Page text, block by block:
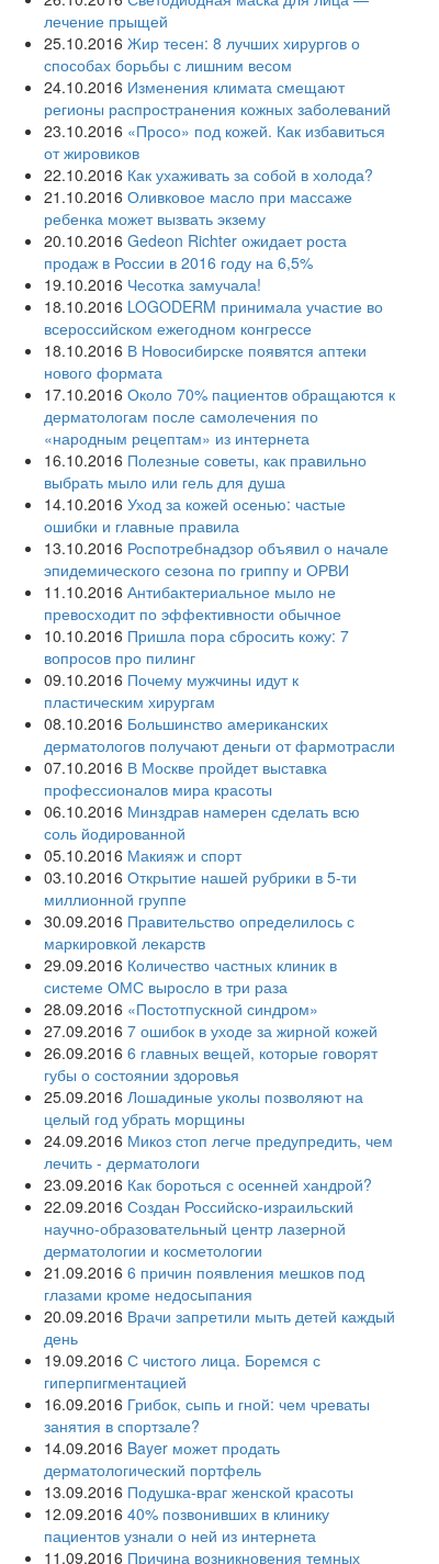
лечение прыщей
25.10.2016 Жир тесен: 8 лучших хирургов о
способах борьбы с лишним весом
24.10.2016 Изменения климата смещают
регионы распространения кожных заболеваний
23.10.2016 «Просо» под кожей. Как избавиться
от жировиков
22.10.2016 Как ухаживать за собой в холода?
21.10.2016 Оливковое масло при массаже
ребенка может вызвать экзему
20.10.2016 Gedeon Richter ожидает роста
продаж в России в 2016 году на 6,5%
19.10.2016 Чесотка замучала!
18.10.2016 LOGODERM принимала участие во
всероссийском ежегодном конгрессе
18.10.2016 В Новосибирске появятся аптеки
нового формата
17.10.2016 Около 70% пациентов обращаются к
дерматологам после самолечения по
«народным рецептам» из интернета
16.10.2016 Полезные советы, как правильно
выбрать мыло или гель для душа
14.10.2016 Уход за кожей осенью: частые
ошибки и главные правила
13.10.2016 Роспотребнадзор объявил о начале
эпидемического сезона по гриппу и ОРВИ
11.10.2016 Антибактериальное мыло не
превосходит по эффективности обычное
10.10.2016 Пришла пора сбросить кожу: 7
вопросов про пилинг
09.10.2016 Почему мужчины идут к
пластическим хирургам
08.10.2016 Большинство американских
дерматологов получают деньги от фармотрасли
07.10.2016 В Москве пройдет выставка
профессионалов мира красоты
06.10.2016 Минздрав намерен сделать всю
соль йодированной
05.10.2016 Макияж и спорт
03.10.2016 Открытие нашей рубрики в 5-ти
миллионной группе
30.09.2016 Правительство определилось с
маркировкой лекарств
29.09.2016 Количество частных клиник в
системе ОМС выросло в три раза
28.09.2016 «Постотпускной синдром»
27.09.2016 7 ошибок в уходе за жирной кожей
26.09.2016 6 главных вещей, которые говорят
губы о состоянии здоровья
25.09.2016 Лошадиные уколы позволяют на
целый год убрать морщины
24.09.2016 Микоз стоп легче предупредить, чем
лечить - дерматологи
23.09.2016 Как бороться с осенней хандрой?
22.09.2016 Создан Российско-израильский
научно-образовательный центр лазерной
дерматологии и косметологии
21.09.2016 6 причин появления мешков под
глазами кроме недосыпания
20.09.2016 Врачи запретили мыть детей каждый
день
19.09.2016 С чистого лица. Боремся с
гиперпигментацией
16.09.2016 Грибок, сыпь и гной: чем чреваты
занятия в спортзале?
14.09.2016 Bayer может продать
дерматологический портфель
13.09.2016 Подушка-враг женской красоты
12.09.2016 40% позвонивших в клинику
пациентов узнали о ней из интернета
11.09.2016 Причина возникновения темных